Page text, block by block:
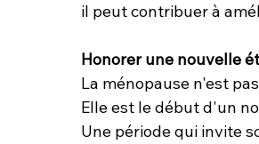
il peut contribuer à
Honorer une nouvelle
La ménopause n'est
Elle est le début d'un
Une période qui invite